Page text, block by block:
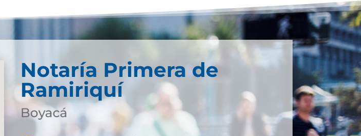
Notaría Primera de
Ramiriquí
Boyacá